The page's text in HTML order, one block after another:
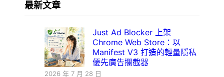
最新文章
Just Ad Blocker 上架
Chrome Web Store：以
Manifest V3 打造的輕量隱私
優先廣告攔截器
2026 年 7 月 28 日